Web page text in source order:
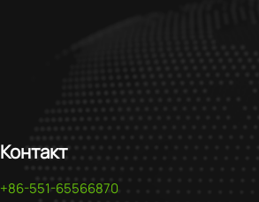
Контакт
+86-551-65566870